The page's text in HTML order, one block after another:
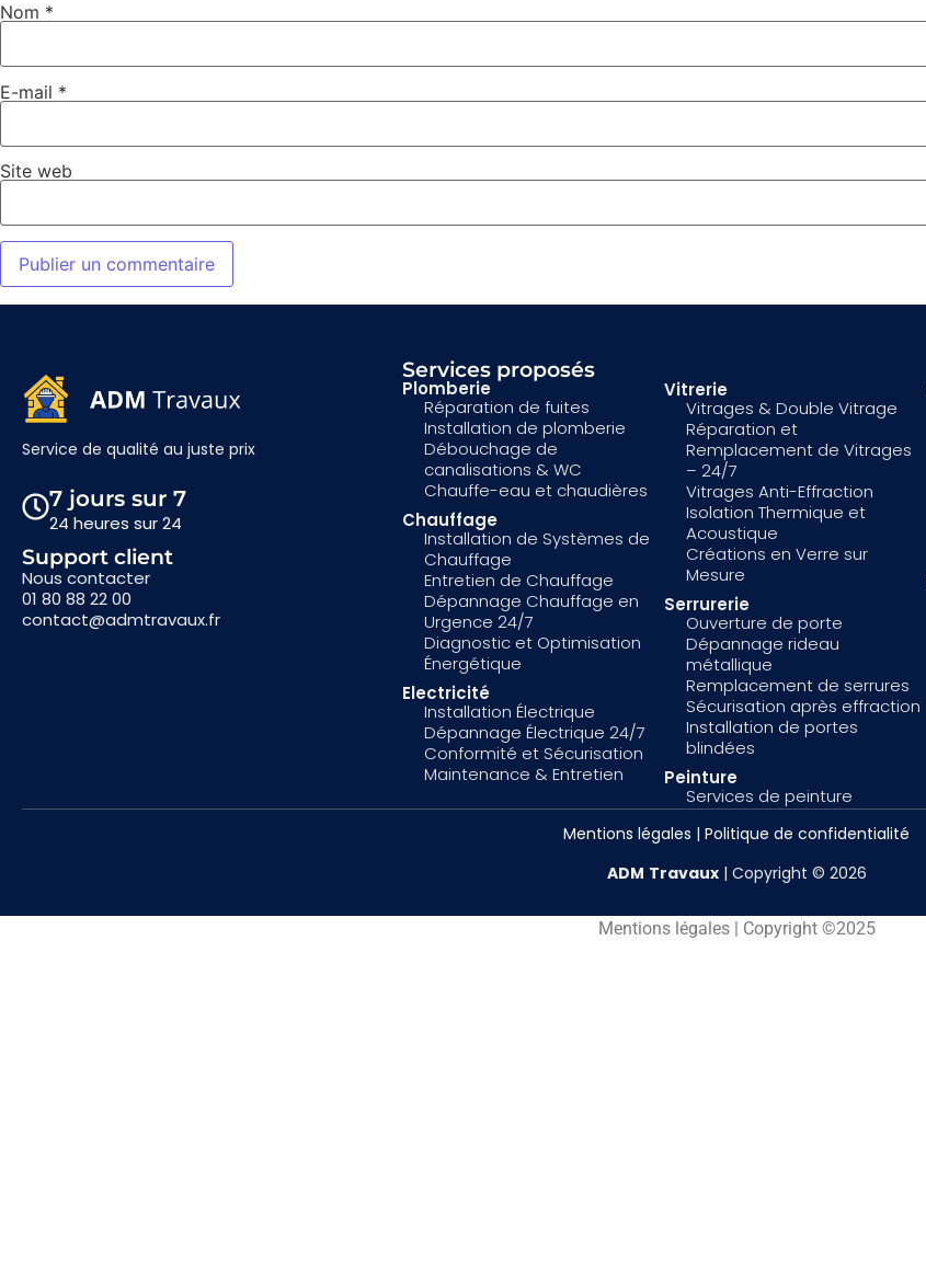
Nom *
E-mail *
Site web
Service de qualité au juste prix
7 jours sur 7
24 heures sur 24
Support client
Nous contacter
01 80 88 22 00
contact@admtravaux.fr
Services proposés
Plomberie
Réparation de fuites
Installation de plomberie
Débouchage de
canalisations & WC
Chauffe-eau et chaudières
Chauffage
Installation de Systèmes de
Chauffage
Entretien de Chauffage
Dépannage Chauffage en
Urgence 24/7
Diagnostic et Optimisation
Énergétique
Electricité
Installation Électrique
Dépannage Électrique 24/7
Conformité et Sécurisation
Maintenance & Entretien
Vitrerie
Vitrages & Double Vitrage
Réparation et
Remplacement de Vitrages
– 24/7
Vitrages Anti-Effraction
Isolation Thermique et
Acoustique
Créations en Verre sur
Mesure
Serrurerie
Ouverture de porte
Dépannage rideau
métallique
Remplacement de serrures
Sécurisation après effraction
Installation de portes
blindées
Peinture
Services de peinture
Mentions légales | Politique de confidentialité
ADM Travaux| Copyright © 2026
Mentions légales | Copyright ©2025